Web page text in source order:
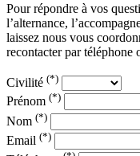
Pour répondre à vos
l’alternance,
laissez nous vous
recontacter par téléphone
Civilité (*)
Prénom (*)
Nom (*)
Email (*)